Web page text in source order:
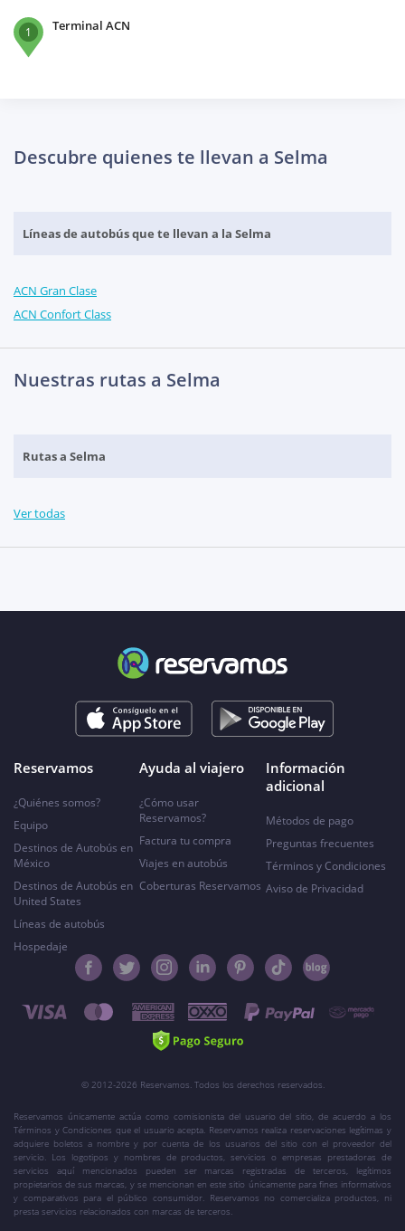
1 Terminal ACN
Descubre quienes te llevan a Selma
Líneas de autobús que te llevan a la Selma
ACN Gran Clase
ACN Confort Class
Nuestras rutas a Selma
Rutas a Selma
Ver todas
Reservamos
¿Quiénes somos?
Equipo
Destinos de Autobús en
México
Destinos de Autobús en
United States
Líneas de autobús
Hospedaje
Ayuda al viajero
¿Cómo usar
Reservamos?
Factura tu compra
Viajes en autobús
Coberturas Reservamos
Información
adicional
Métodos de pago
Preguntas frecuentes
Términos y Condiciones
Aviso de Privacidad
© 2012-2026 Reservamos. Todos los derechos reservados.
Reservamos únicamente actúa como comisionista del usuario del sitio, de acuerdo a los
Términos y Condiciones que el usuario acepta. Reservamos realiza reservaciones legítimas y
adquiere boletos a nombre y por cuenta de los usuarios del sitio con el proveedor del
servicio. Los logotipos y nombres de productos, servicios o empresas prestadoras de
servicios aquí mencionados pueden ser marcas registradas de terceros, legítimos
propietarios de sus marcas, y se mencionan en este sitio únicamente para fines informativos
y comparativos para el público consumidor. Reservamos no comercializa productos, ni
presta servicios relacionados con marcas de terceros.